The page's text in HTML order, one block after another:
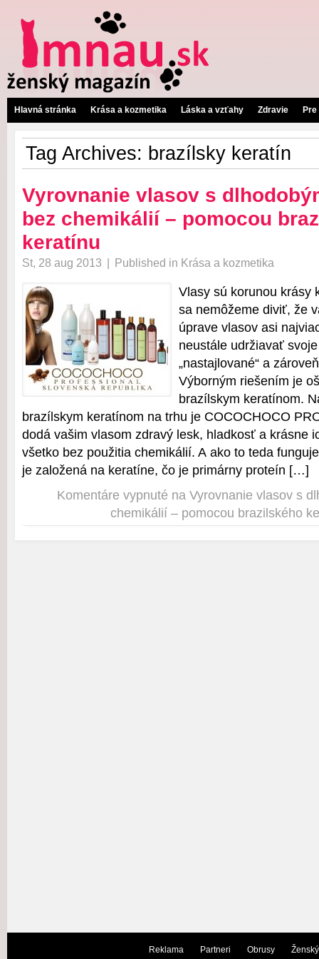
Hlavná stránka Krása a kozmetika Láska a vzťahy Zdravie
Tag Archives: brazílsky keratín
Vyrovnanie vlasov s
bez chemikálií – pomocou
keratínu
St, 28 aug 2013 | Published in Krása a kozmetika
Vlasy sú korunou krásy
sa nemôžeme diviť, že
úprave vlasov asi
neustále udržiavať
„nastajlované“ a
Výborným riešením je
brazílskym keratínom.
brazílskym keratínom na trhu je COCOCHOCO
dodá vašim vlasom zdravý lesk, hladkosť a krásne
všetko bez použitia chemikálií. A ako to teda
je založená na keratíne, čo je primárny proteín […]
Komentáre vypnuté na Vyrovnanie vlasov s
chemikálií – pomocou brazilského
Reklama Partneri Obrusy